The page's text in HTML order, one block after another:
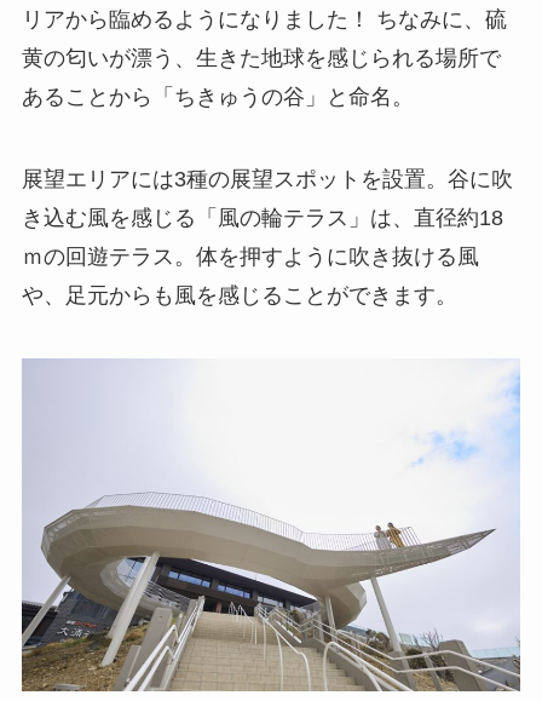
リアから臨めるようになりました！ ちなみに、硫
黄の匂いが漂う、生きた地球を感じられる場所で
あることから「ちきゅうの谷」と命名。
展望エリアには3種の展望スポットを設置。谷に吹
き込む風を感じる「風の輪テラス」は、直径約18
ｍの回遊テラス。体を押すように吹き抜ける風
や、足元からも風を感じることができます。